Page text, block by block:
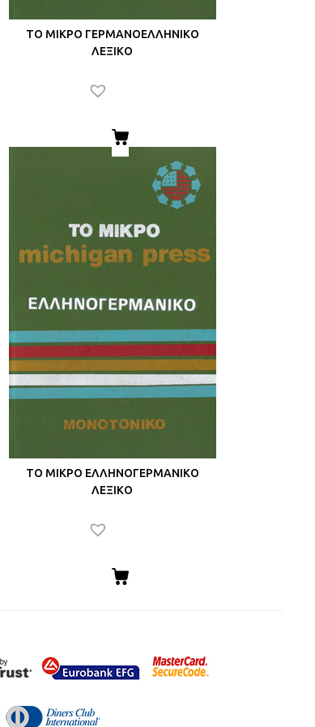
ΤΟ ΜΙΚΡΟ ΓΕΡΜΑΝΟΕΛΛΗΝΙΚΟ
ΛΕΞΙΚΟ
ΤΟ ΜΙΚΡΟ ΕΛΛΗΝΟΓΕΡΜΑΝΙΚΟ
ΛΕΞΙΚΟ